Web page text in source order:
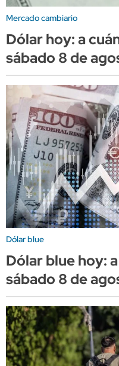
Mercado cambiario
Dólar hoy: a
sábado 8 de
Dólar blue
Dólar blue hoy:
sábado 8 de